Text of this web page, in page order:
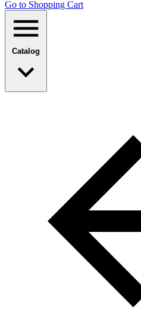
Go to Shopping Сart
Catalog